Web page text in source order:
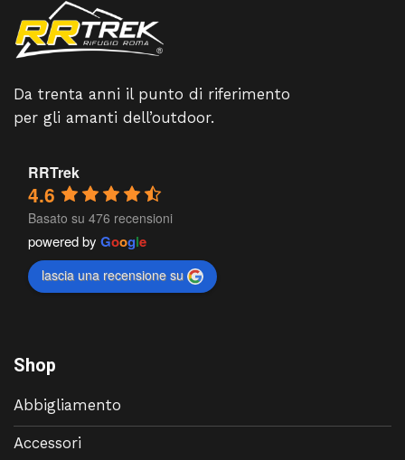
Da trenta anni il punto di riferimento
per gli amanti dell’outdoor.
RRTrek
4.6
Basato su 476 recensioni
powered by Google
lascia una recensione su
Shop
Abbigliamento
Accessori